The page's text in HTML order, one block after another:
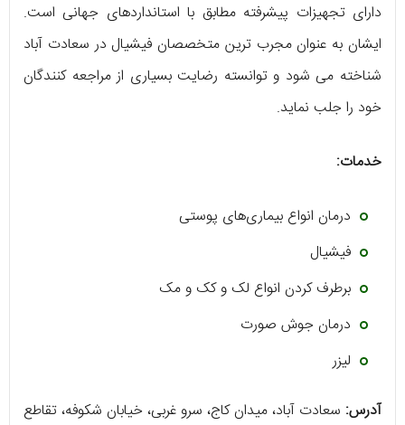
دارای تجهیزات پیشرفته مطابق با استانداردهای جهانی است.
ایشان به عنوان مجرب‌ ترین متخصصان فیشیال در سعادت آباد
شناخته می‌ شود و توانسته رضایت بسیاری از مراجعه کنندگان
خود را جلب نماید.
خدمات:
درمان انواع بیماری‌های پوستی
فیشیال
برطرف کردن انواع لک و کک و مک
درمان جوش صورت
لیزر
آدرس: سعادت آباد، میدان کاج، سرو غربی، خیابان شکوفه، تقاطع